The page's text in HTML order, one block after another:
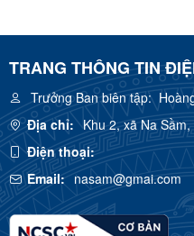
TRANG THÔNG TIN
Trưởng Ban biên tập:
Địa chỉ: Khu 2, xã Na
Điện thoại:
Email: nasam@gmai.com